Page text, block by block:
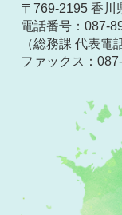
〒769-2195 香川
電話番号：087-
（総務課 代表電
ファックス：